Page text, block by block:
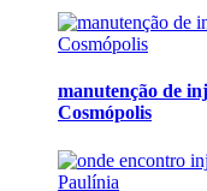
manutenção de
Cosmópolis